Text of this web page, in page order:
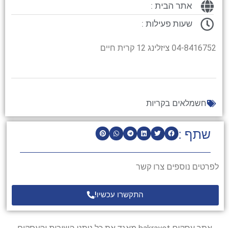
שתף :
לפרטים נוספים צרו קשר
התקשרו עכשיו!
אתר הבית :
שעות פעילות :
04-8416752 ציזלינג 12 קרית חיים
חשמלאים בקריות